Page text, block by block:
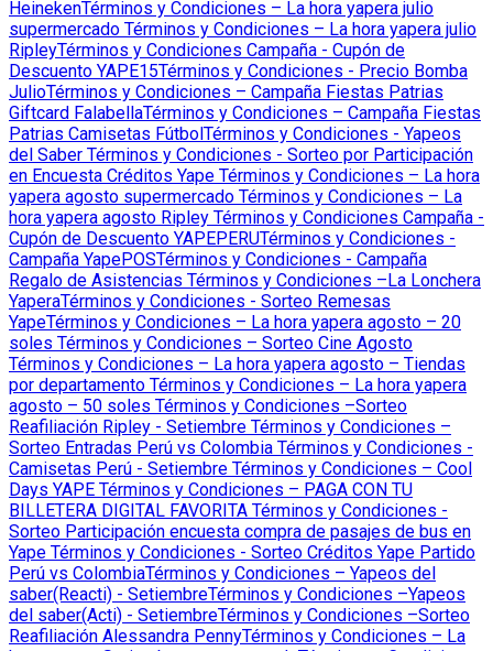
HeinekenTérminos y Condiciones – La hora yapera julio
supermercado Términos y Condiciones – La hora yapera julio
RipleyTérminos y Condiciones Campaña - Cupón de
Descuento YAPE15Términos y Condiciones - Precio Bomba
JulioTérminos y Condiciones – Campaña Fiestas Patrias
Giftcard FalabellaTérminos y Condiciones – Campaña Fiestas
Patrias Camisetas FútbolTérminos y Condiciones - Yapeos
del Saber Términos y Condiciones - Sorteo por Participación
en Encuesta Créditos Yape Términos y Condiciones – La hora
yapera agosto supermercado Términos y Condiciones – La
hora yapera agosto Ripley Términos y Condiciones Campaña -
Cupón de Descuento YAPEPERUTérminos y Condiciones -
Campaña YapePOSTérminos y Condiciones - Campaña
Regalo de Asistencias Términos y Condiciones –La Lonchera
YaperaTérminos y Condiciones - Sorteo Remesas
YapeTérminos y Condiciones – La hora yapera agosto – 20
soles Términos y Condiciones – Sorteo Cine Agosto
Términos y Condiciones – La hora yapera agosto – Tiendas
por departamento Términos y Condiciones – La hora yapera
agosto – 50 soles Términos y Condiciones –Sorteo
Reafiliación Ripley - Setiembre Términos y Condiciones –
Sorteo Entradas Perú vs Colombia Términos y Condiciones -
Camisetas Perú - Setiembre Términos y Condiciones – Cool
Days YAPE Términos y Condiciones – PAGA CON TU
BILLETERA DIGITAL FAVORITA Términos y Condiciones -
Sorteo Participación encuesta compra de pasajes de bus en
Yape Términos y Condiciones - Sorteo Créditos Yape Partido
Perú vs ColombiaTérminos y Condiciones – Yapeos del
saber(Reacti) - SetiembreTérminos y Condiciones –Yapeos
del saber(Acti) - SetiembreTérminos y Condiciones –Sorteo
Reafiliación Alessandra PennyTérminos y Condiciones – La